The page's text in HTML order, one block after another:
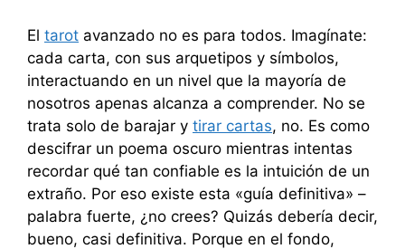
El tarot avanzado no es para todos. Imagínate:
cada carta, con sus arquetipos y símbolos,
interactuando en un nivel que la mayoría de
nosotros apenas alcanza a comprender. No se
trata solo de barajar y tirar cartas, no. Es como
descifrar un poema oscuro mientras intentas
recordar qué tan confiable es la intuición de un
extraño. Por eso existe esta «guía definitiva» –
palabra fuerte, ¿no crees? Quizás debería decir,
bueno, casi definitiva. Porque en el fondo,